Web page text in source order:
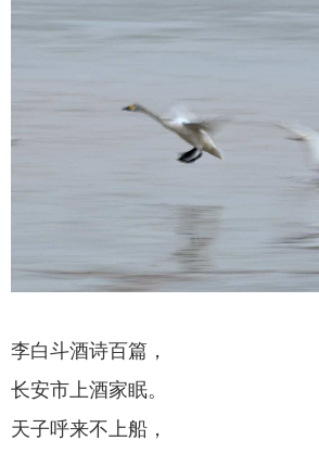
李白斗酒诗百篇，
长安市上酒家眠。
天子呼来不上船，